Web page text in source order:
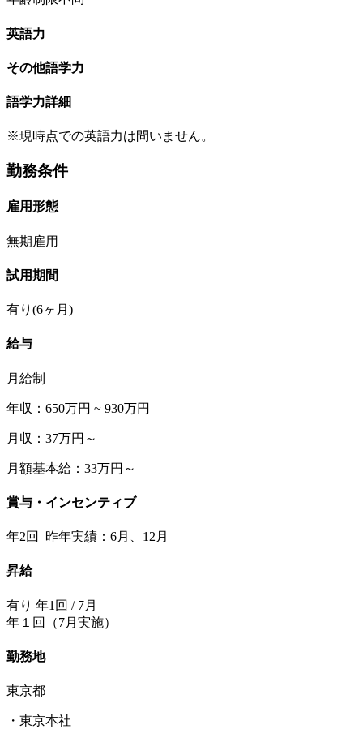
英語力
その他語学力
語学力詳細
※現時点での英語力は問いません。
勤務条件
雇用形態
無期雇用
試用期間
有り(6ヶ月)
給与
月給制
年収：650万円 ~ 930万円
月収：37万円～
月額基本給：33万円～
賞与・インセンティブ
年2回 昨年実績：6月、12月
昇給
有り 年1回 / 7月
年１回（7月実施）
勤務地
東京都
・東京本社